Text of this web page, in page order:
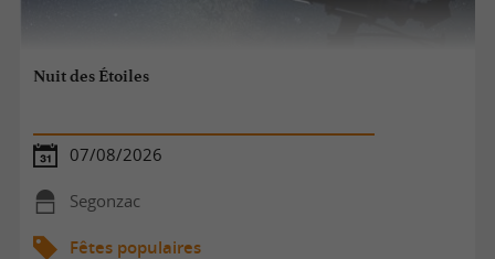
Nuit des Étoiles
07/08/2026
Segonzac
Fêtes populaires